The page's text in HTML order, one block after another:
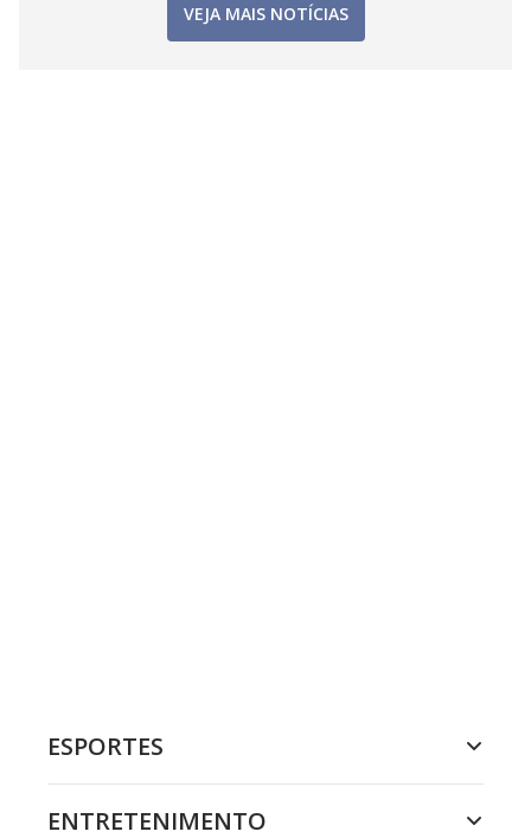
VEJA MAIS NOTÍCIAS
ESPORTES
ENTRETENIMENTO